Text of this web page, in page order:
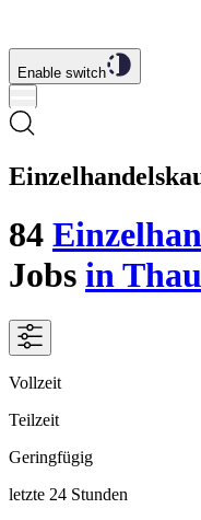
Enable switch
84
Jobs in
Vollzeit
Teilzeit
Geringfügig
letzte 24 Stunden